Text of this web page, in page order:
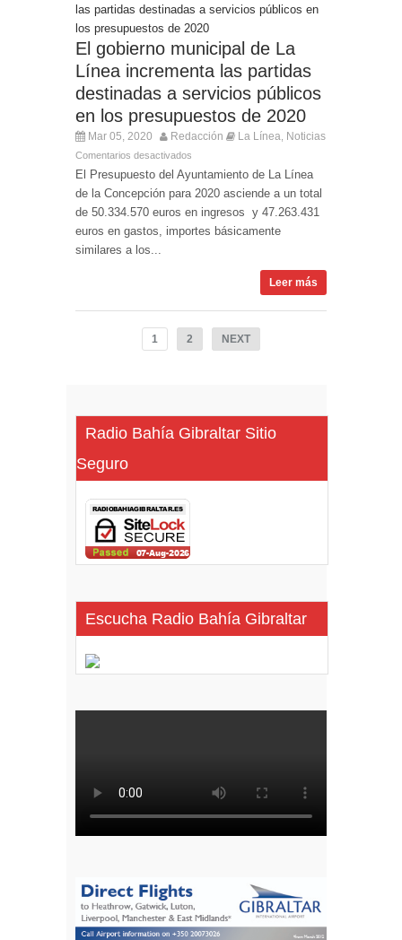
El gobierno municipal de La
Línea incrementa las partidas
destinadas a servicios públicos
en los presupuestos de 2020
Mar 05, 2020 Redacción La Línea Noticias
Comentarios desactivados
El Presupuesto del Ayuntamiento de La Línea
de la Concepción para 2020 asciende a un total
de 50.334.570 euros en ingresos y 47.263.431
euros en gastos, importes básicamente
similares a los...
Leer más
1 2 NEXT
Radio Bahía Gibraltar Sitio
Seguro
Escucha Radio Bahía Gibraltar